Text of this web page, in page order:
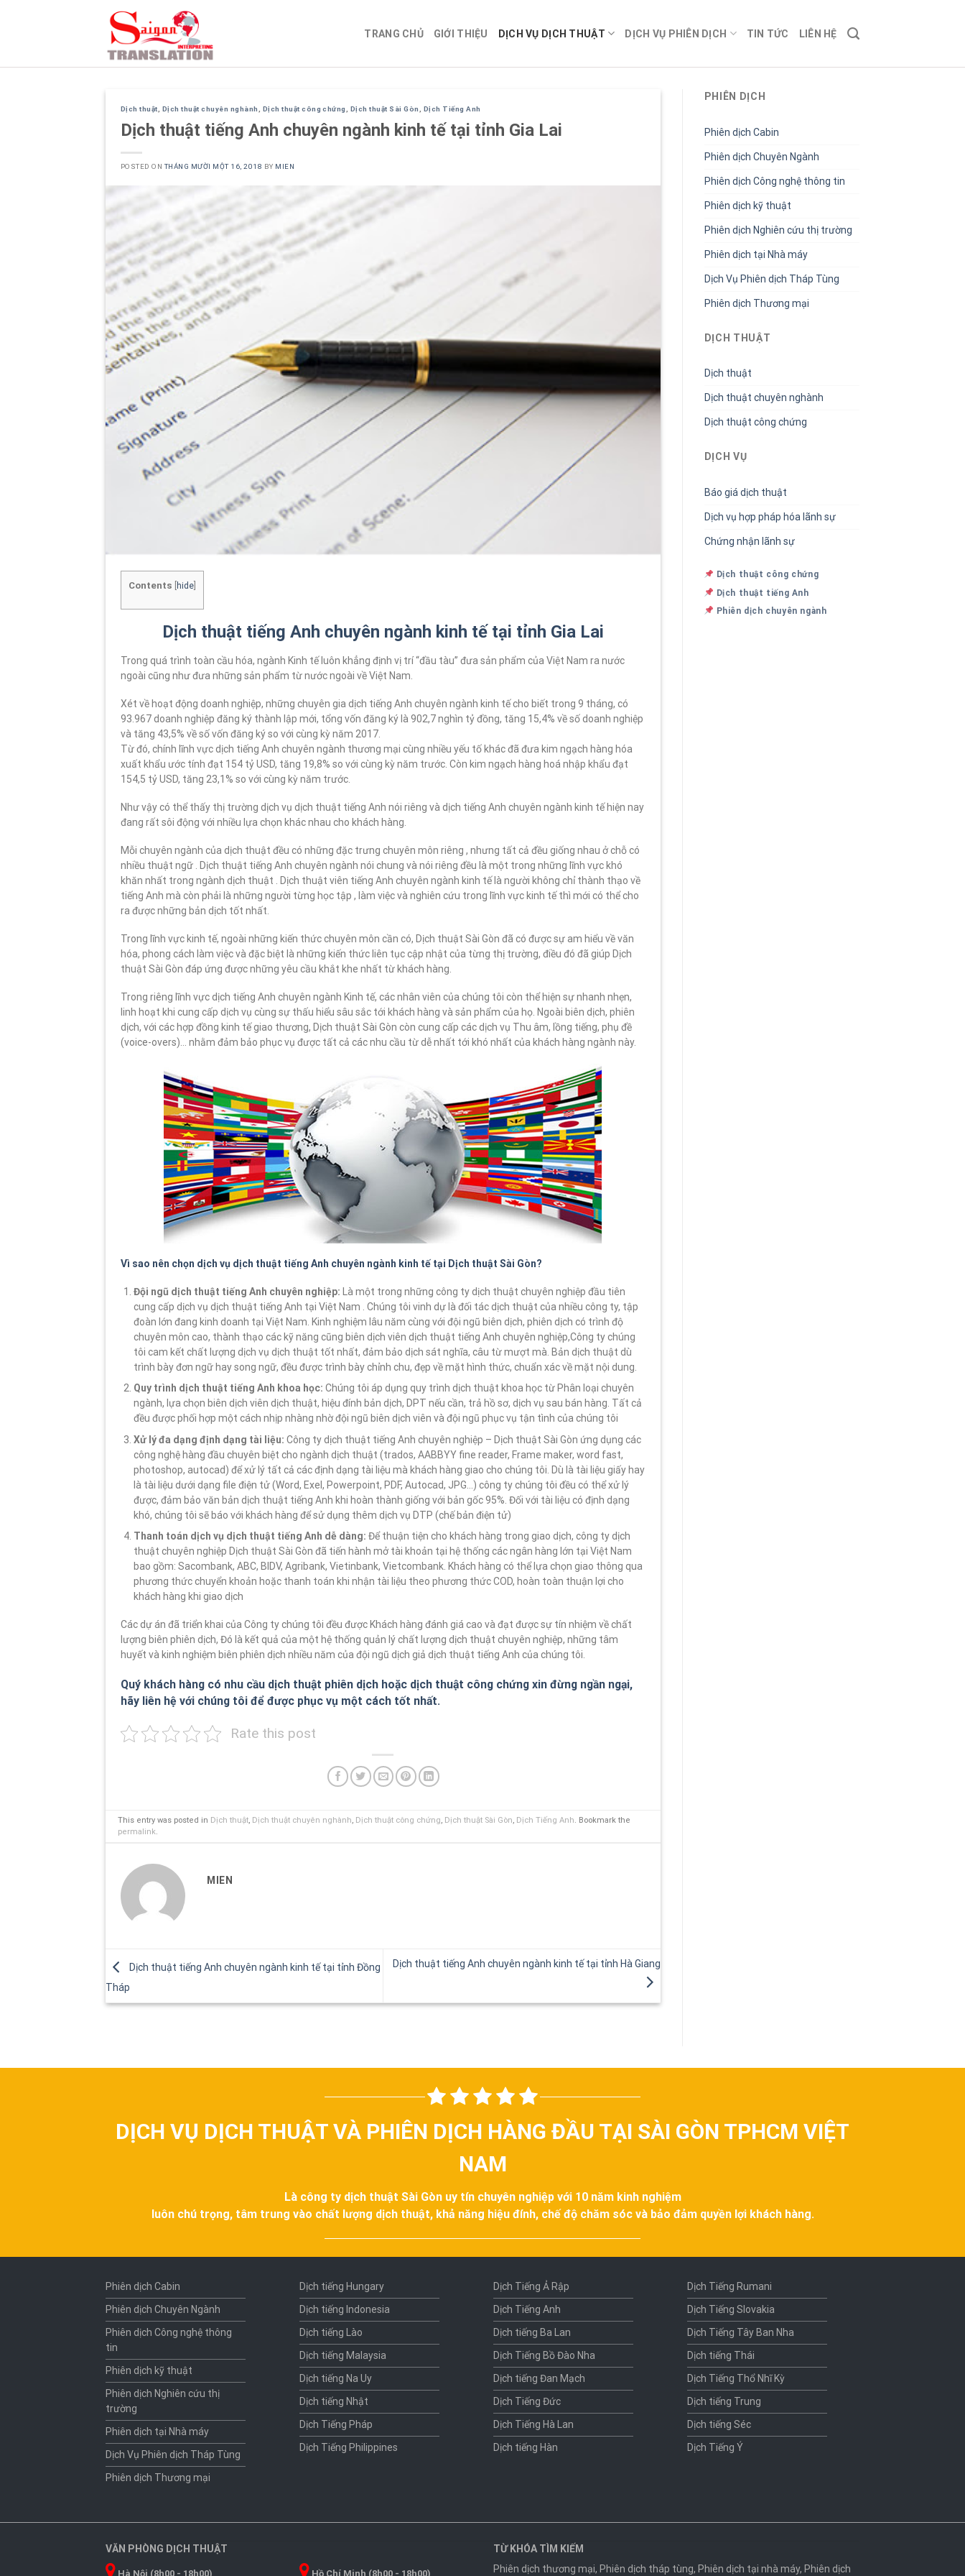
TRANG CHỦ GIỚI THIỆU DỊCH VỤ DỊCH THUẬT DỊCH VỤ PHIÊN DỊCH TIN TỨC LIÊN HỆ
Dịch thuật Dịch thuật chuyên nghành Dịch thuật công chứng Dịch thuật Sài Gòn Dịch Tiếng Anh
Dịch thuật tiếng Anh chuyên ngành kinh tế tại tỉnh Gia Lai
POSTED ONTHÁNG MƯỜI MỘT 16, 2018 BY MIEN
Contents hide
Dịch thuật tiếng Anh chuyên ngành kinh tế tại tỉnh Gia Lai
Trong quá trình toàn cầu hóa, ngành Kinh tế luôn khẳng định vị trí “đầu tàu” đưa sản phẩm của Việt Nam ra nước
ngoài cũng như đưa những sản phẩm từ nước ngoài về Việt Nam.
Xét về hoạt động doanh nghiệp, những chuyên gia dịch tiếng Anh chuyên ngành kinh tế cho biết trong 9 tháng, có
93.967 doanh nghiệp đăng ký thành lập mới, tổng vốn đăng ký là 902,7 nghìn tỷ đồng, tăng 15,4% về số doanh nghiệp
và tăng 43,5% về số vốn đăng ký so với cùng kỳ năm 2017.
Từ đó, chính lĩnh vực dịch tiếng Anh chuyên ngành thương mại cùng nhiều yếu tố khác đã đưa kim ngạch hàng hóa
xuất khẩu ước tính đạt 154 tỷ USD, tăng 19,8% so với cùng kỳ năm trước. Còn kim ngạch hàng hoá nhập khẩu đạt
154,5 tỷ USD, tăng 23,1% so với cùng kỳ năm trước.
Như vậy có thể thấy thị trường dịch vụ dịch thuật tiếng Anh nói riêng và dịch tiếng Anh chuyên ngành kinh tế hiện nay
đang rất sôi động với nhiều lựa chọn khác nhau cho khách hàng.
Mỗi chuyên ngành của dịch thuật đều có những đặc trưng chuyên môn riêng , nhưng tất cả đều giống nhau ở chỗ có
nhiều thuật ngữ . Dịch thuật tiếng Anh chuyên ngành nói chung và nói riêng đều là một trong những lĩnh vực khó
khăn nhất trong ngành dịch thuật . Dịch thuật viên tiếng Anh chuyên ngành kinh tế là người không chỉ thành thạo về
tiếng Anh mà còn phải là những người từng học tập , làm việc và nghiên cứu trong lĩnh vực kinh tế thì mới có thể cho
ra được những bản dịch tốt nhất.
Trong lĩnh vực kinh tế, ngoài những kiến thức chuyên môn cần có, Dịch thuật Sài Gòn đã có được sự am hiểu về văn
hóa, phong cách làm việc và đặc biệt là những kiến thức liên tục cập nhật của từng thị trường, điều đó đã giúp Dịch
thuật Sài Gòn đáp ứng được những yêu cầu khắt khe nhất từ khách hàng.
Trong riêng lĩnh vực dịch tiếng Anh chuyên ngành Kinh tế, các nhân viên của chúng tôi còn thể hiện sự nhanh nhẹn,
linh hoạt khi cung cấp dịch vụ cùng sự thấu hiểu sâu sắc tới khách hàng và sản phẩm của họ. Ngoài biên dịch, phiên
dịch, với các hợp đồng kinh tế giao thương, Dịch thuật Sài Gòn còn cung cấp các dịch vụ Thu âm, lồng tiếng, phụ đề
(voice-overs)… nhằm đảm bảo phục vụ được tất cả các nhu cầu từ dễ nhất tới khó nhất của khách hàng ngành này.
Vì sao nên chọn dịch vụ dịch thuật tiếng Anh chuyên ngành kinh tế tại Dịch thuật Sài Gòn?
Đội ngũ dịch thuật tiếng Anh chuyên nghiệp: Là một trong những công ty dịch thuật chuyên nghiệp đầu tiên
cung cấp dịch vụ dịch thuật tiếng Anh tại Việt Nam . Chúng tôi vinh dự là đối tác dịch thuật của nhiều công ty, tập
đoàn lớn đang kinh doanh tại Việt Nam. Kinh nghiệm lâu năm cùng với đội ngũ biên dịch, phiên dịch có trình độ
chuyên môn cao, thành thạo các kỹ năng cũng biên dịch viên dịch thuật tiếng Anh chuyên nghiệp,Công ty chúng
tôi cam kết chất lượng dịch vụ dịch thuật tốt nhất, đảm bảo dịch sát nghĩa, câu từ mượt mà. Bản dịch thuật dù
trình bày đơn ngữ hay song ngữ, đều được trình bày chỉnh chu, đẹp về mặt hình thức, chuẩn xác về mặt nội dung.
Quy trình dịch thuật tiếng Anh khoa học: Chúng tôi áp dụng quy trình dịch thuật khoa học từ Phân loại chuyên
ngành, lựa chọn biên dịch viên dịch thuật, hiệu đính bản dịch, DPT nếu cần, trả hồ sơ, dịch vụ sau bán hàng. Tất cả
đều được phối hợp một cách nhịp nhàng nhờ đội ngũ biên dịch viên và đội ngũ phục vụ tận tình của chúng tôi
Xử lý đa dạng định dạng tài liệu: Công ty dịch thuật tiếng Anh chuyên nghiệp – Dịch thuật Sài Gòn ứng dụng các
công nghệ hàng đầu chuyên biệt cho ngành dịch thuật (trados, AABBYY fine reader, Frame maker, word fast,
photoshop, autocad) để xử lý tất cả các định dạng tài liệu mà khách hàng giao cho chúng tôi. Dù là tài liệu giấy hay
là tài liệu dưới dạng file điện tử (Word, Exel, Powerpoint, PDF, Autocad, JPG…) công ty chúng tôi đều có thể xử lý
được, đảm bảo văn bản dịch thuật tiếng Anh khi hoàn thành giống với bản gốc 95%. Đối với tài liệu có định dạng
khó, chúng tôi sẽ báo với khách hàng để sử dụng thêm dịch vụ DTP (chế bản điện tử)
Thanh toán dịch vụ dịch thuật tiếng Anh dễ dàng: Để thuận tiện cho khách hàng trong giao dịch, công ty dịch
thuật chuyên nghiệp Dịch thuật Sài Gòn đã tiến hành mở tài khoản tại hệ thống các ngân hàng lớn tại Việt Nam
bao gồm: Sacombank, ABC, BIDV, Agribank, Vietinbank, Vietcombank. Khách hàng có thể lựa chọn giao thông qua
phương thức chuyển khoản hoặc thanh toán khi nhận tài liệu theo phương thức COD, hoàn toàn thuận lợi cho
khách hàng khi giao dịch
Các dự án đã triển khai của Công ty chúng tôi đều được Khách hàng đánh giá cao và đạt được sự tín nhiệm về chất
lượng biên phiên dịch, Đó là kết quả của một hệ thống quản lý chất lượng dịch thuật chuyên nghiệp, những tâm
huyết và kinh nghiệm biên phiên dịch nhiều năm của đội ngũ dịch giả dịch thuật tiếng Anh của chúng tôi.
Quý khách hàng có nhu cầu dịch thuật phiên dịch hoặc dịch thuật công chứng xin đừng ngần ngại,
hãy liên hệ với chúng tôi để được phục vụ một cách tốt nhất.
Rate this post
This entry was posted in Dịch thuật, Dịch thuật chuyên nghành, Dịch thuật công chứng, Dịch thuật Sài Gòn, Dịch Tiếng Anh. Bookmark the
permalink.
MIEN
Dịch thuật tiếng Anh chuyên ngành kinh tế tại tỉnh Đồng
Tháp
Dịch thuật tiếng Anh chuyên ngành kinh tế tại tỉnh Hà Giang
PHIÊN DỊCH
Phiên dịch Cabin
Phiên dịch Chuyên Ngành
Phiên dịch Công nghệ thông tin
Phiên dịch kỹ thuật
Phiên dịch Nghiên cứu thị trường
Phiên dịch tại Nhà máy
Dịch Vụ Phiên dịch Tháp Tùng
Phiên dịch Thương mại
DỊCH THUẬT
Dịch thuật
Dịch thuật chuyên nghành
Dịch thuật công chứng
DỊCH VỤ
Báo giá dịch thuật
Dịch vụ hợp pháp hóa lãnh sự
Chứng nhận lãnh sự
Dịch thuật công chứng
Dịch thuật tiếng Anh
Phiên dịch chuyên ngành
DỊCH VỤ DỊCH THUẬT VÀ PHIÊN DỊCH HÀNG ĐẦU TẠI SÀI GÒN TPHCM VIỆT
NAM
Là công ty dịch thuật Sài Gòn uy tín chuyên nghiệp với 10 năm kinh nghiệm
luôn chú trọng, tâm trung vào chất lượng dịch thuật, khả năng hiệu đính, chế độ chăm sóc và bảo đảm quyền lợi khách hàng.
Phiên dịch Cabin
Phiên dịch Chuyên Ngành
Phiên dịch Công nghệ thông
tin
Phiên dịch kỹ thuật
Phiên dịch Nghiên cứu thị
trường
Phiên dịch tại Nhà máy
Dịch Vụ Phiên dịch Tháp Tùng
Phiên dịch Thương mại
Dịch tiếng Hungary
Dịch tiếng Indonesia
Dịch tiếng Lào
Dịch tiếng Malaysia
Dịch tiếng Na Uy
Dịch tiếng Nhật
Dịch Tiếng Pháp
Dịch Tiếng Philippines
Dịch Tiếng Ả Rập
Dịch Tiếng Anh
Dịch tiếng Ba Lan
Dịch Tiếng Bồ Đào Nha
Dịch tiếng Đan Mạch
Dịch Tiếng Đức
Dịch Tiếng Hà Lan
Dịch tiếng Hàn
Dịch Tiếng Rumani
Dịch Tiếng Slovakia
Dịch Tiếng Tây Ban Nha
Dịch tiếng Thái
Dịch Tiếng Thổ Nhĩ Kỳ
Dịch tiếng Trung
Dịch tiếng Séc
Dịch Tiếng Ý
VĂN PHÒNG DỊCH THUẬT
Hà Nội (8h00 - 18h00) Hồ Chí Minh (8h00 - 18h00)
TỪ KHÓA TÌM KIẾM
Phiên dịch thương mại, Phiên dịch tháp tùng, Phiên dịch tại nhà máy, Phiên dịch